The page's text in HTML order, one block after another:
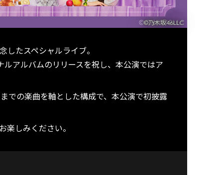
©乃木坂46LLC
たスペシャルライブ。
アルバムのリリースを祝し、本公演ではア
での楽曲を軸とした構成で、本公演で初披露
楽しみください。